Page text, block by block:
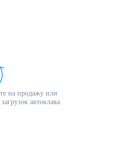
на продажу или
автоклава.